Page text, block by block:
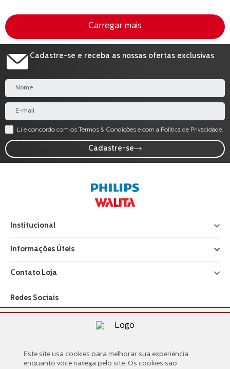
enquanto você navega pelo site. Os cookies são
Cadastre-se e receba as nossas ofertas exclusivas
Li e concordo com os Termos & Condições e com a Política de Privacidade.
Cadastre-se
Institucional +
Informações Úteis +
Contato Loja +
Redes Sociais
Tecnologia e Segurança
Este site usa cookies para melhorar sua experiência
enquanto você navega pelo site. Os cookies são